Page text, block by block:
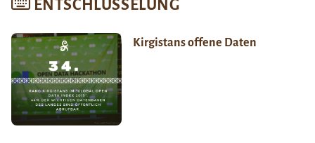
ENTSCHLÜSSELUNG
Kirgistans offene Daten